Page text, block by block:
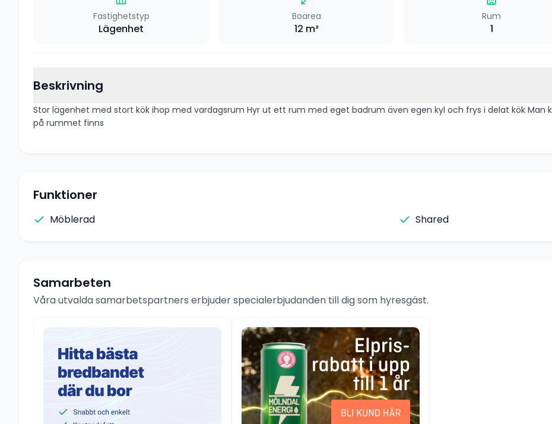
Fastighetstyp
Lägenhet
Boarea
12 m²
Rum
1
Beskrivning
Stor lägenhet med stort kök ihop med vardagsrum Hyr ut ett rum med eget badrum även egen kyl och frys i delat kök Man
på rummet finns
Funktioner
Möblerad Shared
Samarbeten
Våra utvalda samarbetspartners erbjuder specialerbjudanden till dig som hyresgäst.